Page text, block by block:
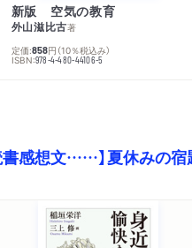
新版 空気の教育
外山滋比古著
定価:858円 （10％税込み）
ISBN:978-4-480-44106-5
書感想文……】夏休みの宿